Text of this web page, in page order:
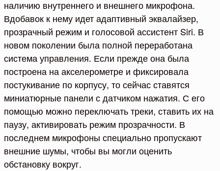
наличию внутреннего и внешнего микрофона.
Вдобавок к нему идет адаптивный эквалайзер,
прозрачный режим и голосовой ассистент Siri. В
новом поколении была полной переработана
система управления. Если прежде она была
построена на акселерометре и фиксировала
постукивание по корпусу, то сейчас ставятся
миниатюрные панели с датчиком нажатия. С его
помощью можно переключать треки, ставить их на
паузу, активировать режим прозрачности. В
последнем микрофоны специально пропускают
внешние шумы, чтобы вы могли оценить
обстановку вокруг.